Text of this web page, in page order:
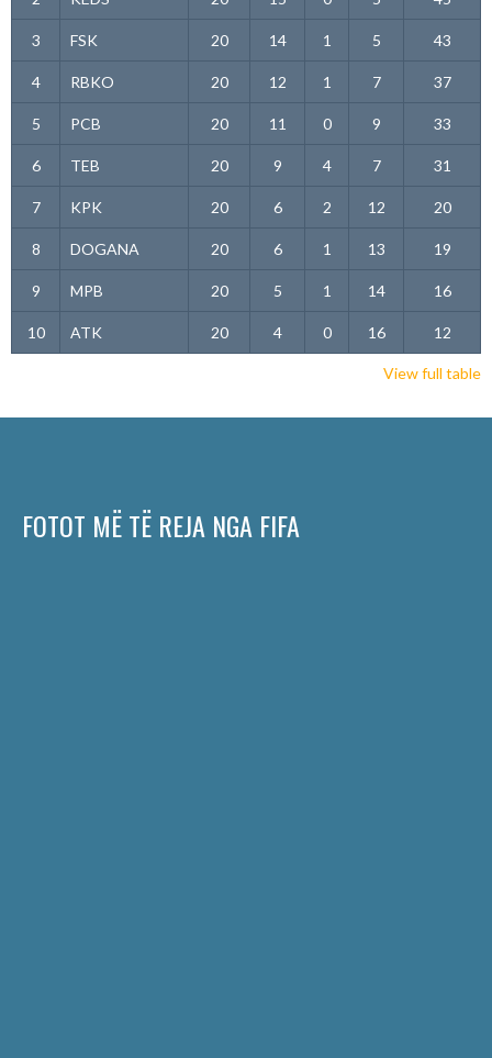
3 FSK 20 14 1 5 43
4 RBKO 20 12 1 7 37
5 PCB 20 11 0 9 33
6 TEB 20 9 4 7 31
7 KPK 20 6 2 12 20
8 DOGANA 20 6 1 13 19
9 MPB 20 5 1 14 16
10 ATK 20 4 0 16 12
View full table
FOTOT MË TË REJA NGA FIFA